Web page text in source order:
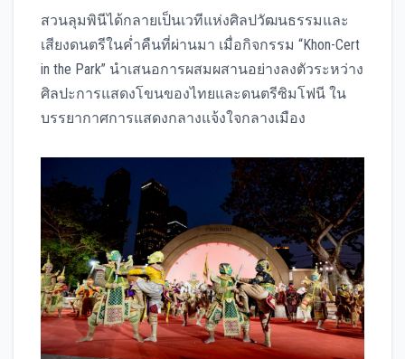
สวนลุมพินีได้กลายเป็นเวทีแห่งศิลปวัฒนธรรมและ
เสียงดนตรีในค่ำคืนที่ผ่านมา เมื่อกิจกรรม “Khon-Cert
in the Park” นำเสนอการผสมผสานอย่างลงตัวระหว่าง
ศิลปะการแสดงโขนของไทยและดนตรีซิมโฟนี ใน
บรรยากาศการแสดงกลางแจ้งใจกลางเมือง